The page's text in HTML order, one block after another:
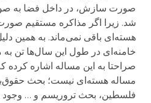
صورت سازش، در داخل فضا به
شد. زیرا اگر مذاکره مستقیم
هسته‌ای باقی نمی‌ماند. به همین
خامنه‌ای در طول این سال‌ها تن به
صراحتا به این مساله اشاره کرده
مساله هسته‌ای نیست؛ بحث
فلسطین، بحث تروریسم و … وجود